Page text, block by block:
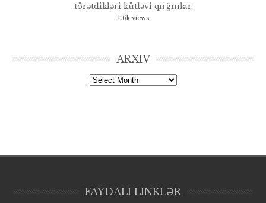
törətdikləri kütləvi qırğınlar
1.6k views
ARXIV
Arxiv
FAYDALI LINKLƏR